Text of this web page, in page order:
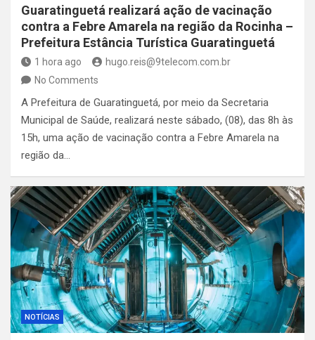
Guaratinguetá realizará ação de vacinação
contra a Febre Amarela na região da Rocinha –
Prefeitura Estância Turística Guaratinguetá
1 hora ago
hugo.reis@9telecom.com.br
No Comments
A Prefeitura de Guaratinguetá, por meio da Secretaria
Municipal de Saúde, realizará neste sábado, (08), das 8h às
15h, uma ação de vacinação contra a Febre Amarela na
região da…
NOTÍCIAS